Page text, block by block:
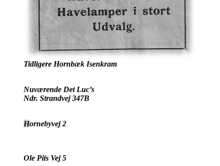
Tidligere Hornbæk Isenkram
Nuværende Det Luc’s
Ndr. Strandvej 347B
Hornebyvej 2
Ole Piis Vej 5